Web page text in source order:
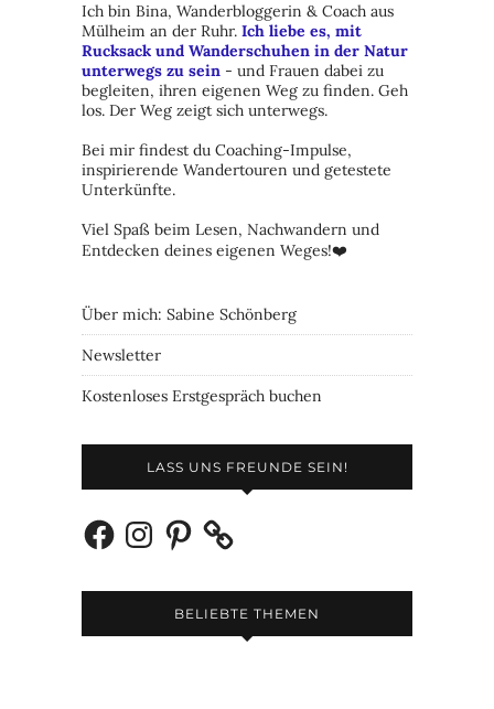
Ich bin Bina, Wanderbloggerin & Coach aus
Mülheim an der Ruhr. Ich liebe es, mit
Rucksack und Wanderschuhen in der Natur
unterwegs zu sein - und Frauen dabei zu
begleiten, ihren eigenen Weg zu finden. Geh
los. Der Weg zeigt sich unterwegs.
Bei mir findest du Coaching-Impulse,
inspirierende Wandertouren und getestete
Unterkünfte.
Viel Spaß beim Lesen, Nachwandern und
Entdecken deines eigenen Weges!❤️
Über mich: Sabine Schönberg
Newsletter
Kostenloses Erstgespräch buchen
LASS UNS FREUNDE SEIN!
FacebookInstagramPinterest
BELIEBTE THEMEN